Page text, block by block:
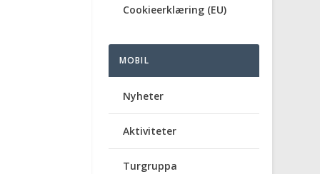
Cookieerklæring (EU)
MOBIL
Nyheter
Aktiviteter
Turgruppa